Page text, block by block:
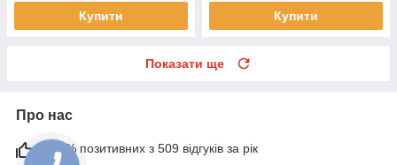
Купити Купити
Показати ще
Про нас
100% позитивних з 509 відгуків за рік